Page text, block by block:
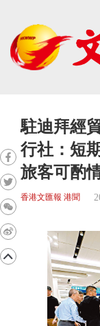
駐迪拜經
行社：短
旅客可酌
香港文匯報 港聞